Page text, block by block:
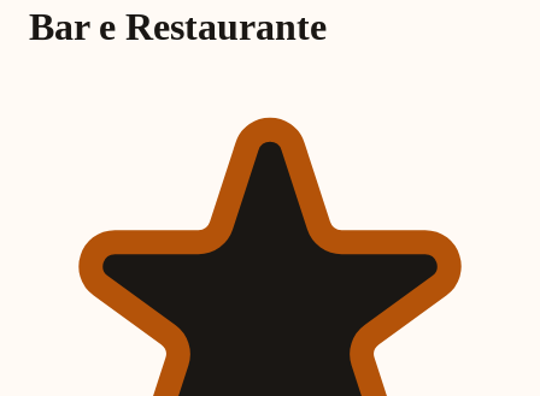
Bar e Restaurante